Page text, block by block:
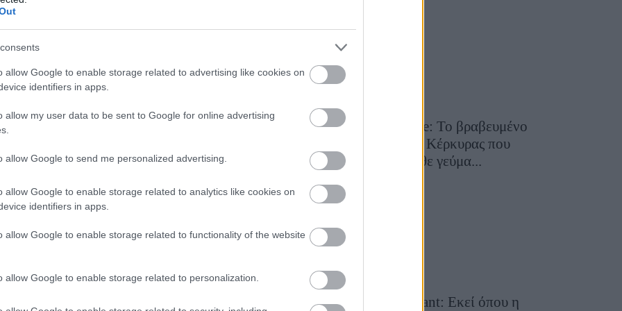
allow Google to enable storage related to advertising like cookies on
identifiers in apps.
allow my user data to be sent to Google for online advertising
allow Google to send me personalized advertising.
allow Google to enable storage related to analytics like cookies on
identifiers in apps.
allow Google to enable storage related to functionality of the website
allow Google to enable storage related to personalization.
με την κλασική έννοια. Τον κέρδισε
ως εμπειρία, ως καθημερινότητα και ως σύνδεση
Toula’s Seaside: Το βραβευμένο
εστιατόριο της Κέρκυρας που
μετατρέπει κάθε γεύμα...
Cavos Restaurant: Εκεί όπου η